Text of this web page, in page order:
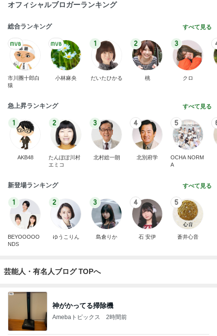
オフィシャルブロガーランキング
総合ランキング すべて見る
市川團十郎白
猿
小林麻央
1
だいたひかる
2
桃
3
クロ
急上昇ランキング すべて見る
1
AKB48
2
たんぽぽ川村
エミコ
3
北村総一朗
4
北別府学
5
OCHA NORM
A
新登場ランキング すべて見る
1
BEYOOOOO
NDS
2
ゆうこりん
3
島倉りか
4
石 安伊
5
蒼井心音
芸能人・有名人ブログ TOPへ
神がかってる掃除機
Amebaトピックス 2時間前